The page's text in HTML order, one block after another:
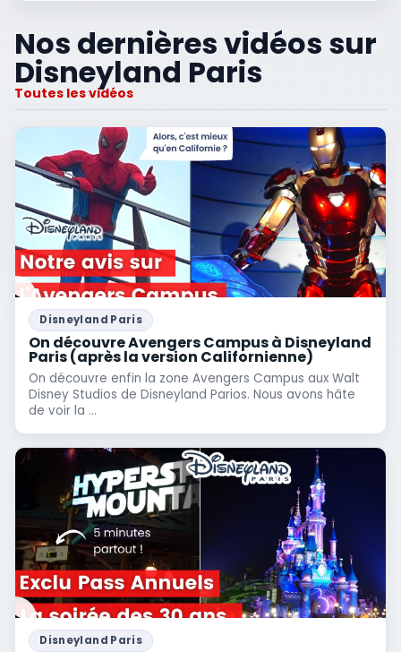
Nos dernières vidéos sur
Disneyland Paris
Toutes les vidéos
Disneyland Paris
On découvre Avengers Campus à Disneyland
Paris (après la version Californienne)
On découvre enfin la zone Avengers Campus aux Walt
Disney Studios de Disneyland Parios. Nous avons hâte
de voir la ...
Disneyland Paris